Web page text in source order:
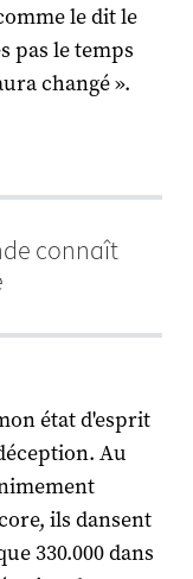
le dit le
pas le temps
changé ».
connaît
état d'esprit
Au
ils dansent
330.000 dans